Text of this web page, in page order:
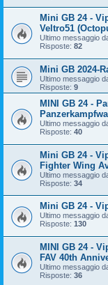
Mini GB 24 -
Veltro51
Ultimo messaggio
Risposte: 82
Mini GB 2024-
Ultimo messaggio
Risposte: 9
MINI GB 24 -
Ultimo messaggio
Risposte: 40
Mini GB 24 -
Fighter Wing
Ultimo messaggio
Risposte: 34
Mini GB 24 -
Ultimo messaggio
Risposte: 130
MINI GB 24 -
FAV 40th
Ultimo messaggio
Risposte: 36